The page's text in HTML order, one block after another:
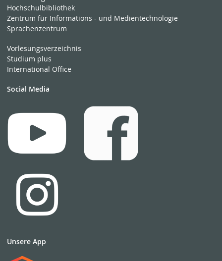
Hochschulbibliothek
Zentrum für Informations - und Medientechnologie
Sprachenzentrum
Vorlesungsverzeichnis
Studium plus
International Office
Social Media
Unsere App